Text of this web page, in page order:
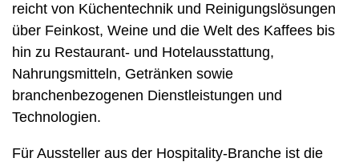
reicht von Küchentechnik und Reinigungslösungen
über Feinkost, Weine und die Welt des Kaffees bis
hin zu Restaurant- und Hotelausstattung,
Nahrungsmitteln, Getränken sowie
branchenbezogenen Dienstleistungen und
Technologien.
Für Aussteller aus der Hospitality-Branche ist die